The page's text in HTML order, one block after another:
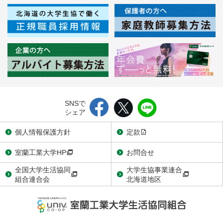
SNSで
シェア
個人情報保護方針
定款
室蘭工業大学HP
お問合せ
全国大学生活協同
組合連合会
大学生協事業連合
北海道地区